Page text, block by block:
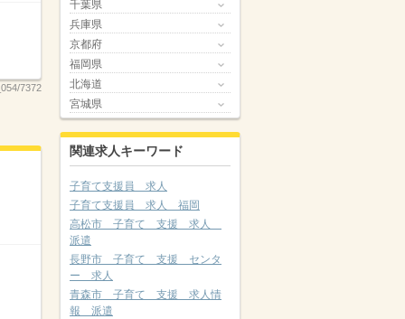
7372
千葉県
兵庫県
京都府
福岡県
北海道
宮城県
関連求人キーワード
子育て支援員 求人
子育て支援員 求人 福岡
高松市 子育て 支援 求人
派遣
長野市 子育て 支援 センタ
ー 求人
青森市 子育て 支援 求人情
報 派遣